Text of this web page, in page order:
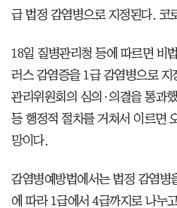
급 법정 감염병으로 지정된다. 코
18일 질병관리청 등에 따르면 비
러스 감염증을 1급 감염병으로
관리위원회의 심의·의결을 통과
등 행정적 절차를 거쳐서 이르면
망이다.
감염병예방법에서는 법정 감염병
에 따라 1급에서 4급까지로 나누